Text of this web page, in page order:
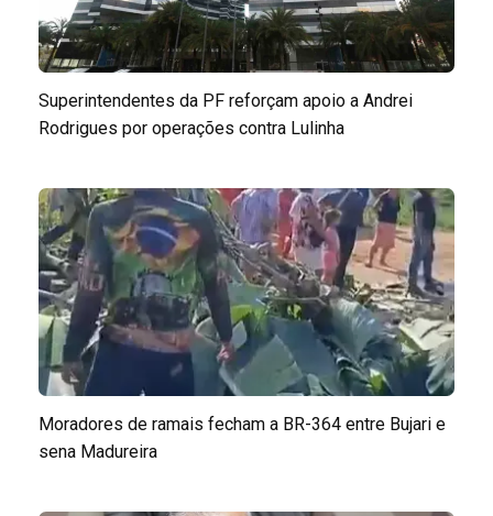
Superintendentes da PF reforçam apoio a Andrei
Rodrigues por operações contra Lulinha
Moradores de ramais fecham a BR-364 entre Bujari e
sena Madureira